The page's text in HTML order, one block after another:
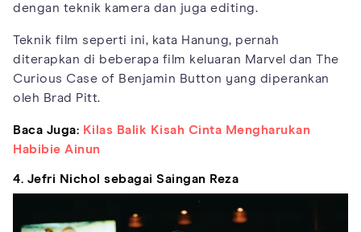
dengan teknik kamera dan juga editing.
Teknik film seperti ini, kata Hanung, pernah
diterapkan di beberapa film keluaran Marvel dan The
Curious Case of Benjamin Button yang diperankan
oleh Brad Pitt.
Baca Juga: Kilas Balik Kisah Cinta Mengharukan
Habibie Ainun
4. Jefri Nichol sebagai Saingan Reza